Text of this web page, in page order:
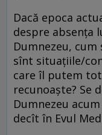
Dacă epoca
despre absența
Dumnezeu, cum
sînt situațiile/
care îl putem
recunoaște? Se
Dumnezeu
decît în Evul